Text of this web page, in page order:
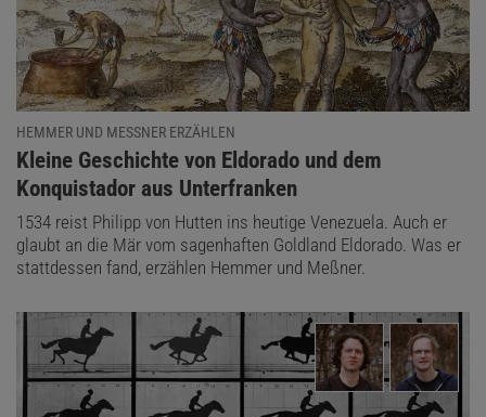
Das könnte Sie auch interessieren:
Hemmer und Meßner erzählen
HEMMER UND MESSNER ERZÄHLEN
:
Kleine Geschichte von Eldorado und dem
Konquistador aus Unterfranken
1534 reist Philipp von Hutten ins heutige Venezuela. Auch er
glaubt an die Mär vom sagenhaften Goldland Eldorado. Was er
stattdessen fand, erzählen Hemmer und Meßner.